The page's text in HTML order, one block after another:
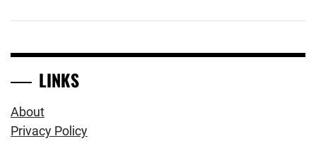
LINKS
About
Privacy Policy